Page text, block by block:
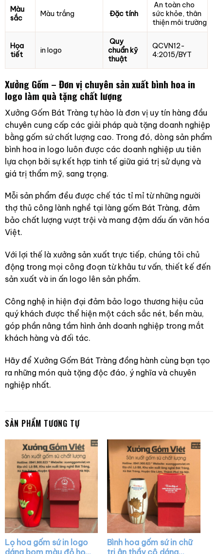
Màu
sắc
Màu trắng Đặc tính
An toàn cho
sức khỏe, thân
thiện môi trường
Họa
tiết
in logo
Quy
chuẩn kỹ
thuật
QCVN12-
4:2015/BYT
Xưởng Gốm – Đơn vị chuyên sản xuất bình hoa in
logo làm quà tặng chất lượng
Xưởng Gốm Bát Tràng tự hào là đơn vị uy tín hàng đầu
chuyên cung cấp các giải pháp quà tặng doanh nghiệp
bằng gốm sứ chất lượng cao. Trong đó, dòng sản phẩm
bình hoa in logo luôn được các doanh nghiệp ưu tiên
lựa chọn bởi sự kết hợp tinh tế giữa giá trị sử dụng và
giá trị thẩm mỹ, sang trọng.
Mỗi sản phẩm đều được chế tác tỉ mỉ từ những người
thợ thủ công lành nghề tại làng gốm Bát Tràng, đảm
bảo chất lượng vượt trội và mang đậm dấu ấn văn hóa
Việt.
Với lợi thế là xưởng sản xuất trực tiếp, chúng tôi chủ
động trong mọi công đoạn từ khâu tư vấn, thiết kế đến
sản xuất và in ấn logo lên sản phẩm.
Công nghệ in hiện đại đảm bảo logo thương hiệu của
quý khách được thể hiện một cách sắc nét, bền màu,
góp phần nâng tầm hình ảnh doanh nghiệp trong mắt
khách hàng và đối tác.
Hãy để Xưởng Gốm Bát Tràng đồng hành cùng bạn tạo
ra những món quà tặng độc đáo, ý nghĩa và chuyên
nghiệp nhất.
SẢN PHẨM TƯƠNG TỰ
Lọ hoa gốm sứ in logo
dáng bom màu đỏ họa
Bình hoa gốm sứ in chữ
tri ân thầy cô dáng